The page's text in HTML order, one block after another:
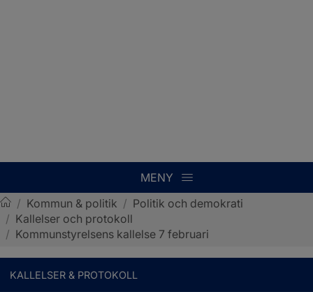
MENY
Sotenäs kommun
/ Kommun & politik / Politik och demokrati
/ Kallelser och protokoll
/ Kommunstyrelsens kallelse 7 februari
KALLELSER & PROTOKOLL